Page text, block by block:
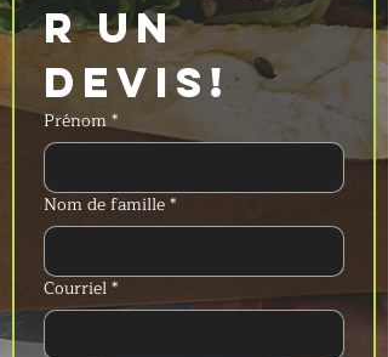
r un
devis!
Prénom*
Nom de famille*
Courriel*